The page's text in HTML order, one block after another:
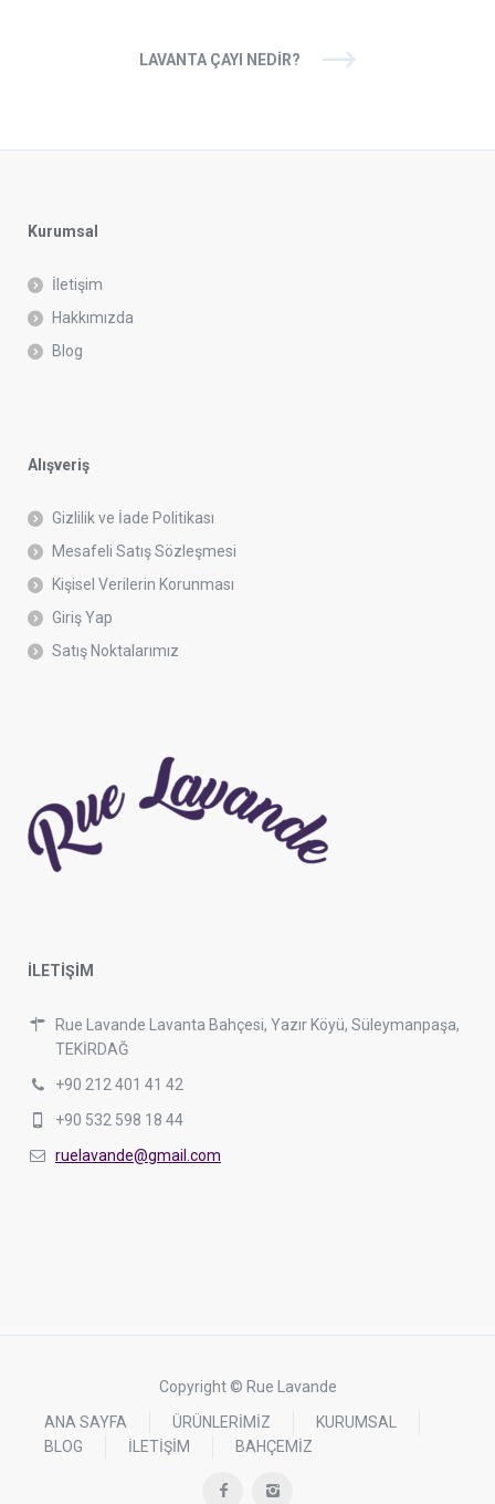
LAVANTA ÇAYI NEDIR?
Kurumsal
İletişim
Hakkımızda
Blog
Alışveriş
Gizlilik ve İade Politikası
Mesafeli Satış Sözleşmesi
Kişisel Verilerin Korunması
Giriş Yap
Satış Noktalarımız
İLETİŞİM
Rue Lavande Lavanta Bahçesi, Yazır Köyü, Süleymanpaşa,
TEKİRDAĞ
+90 212 401 41 42
+90 532 598 18 44
ruelavande@gmail.com
Copyright © Rue Lavande
ANA SAYFA
ÜRÜNLERİMİZ
KURUMSAL
BLOG
İLETİŞİM BAHÇEMİZ